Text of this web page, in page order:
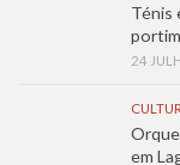
Ténis
24
em